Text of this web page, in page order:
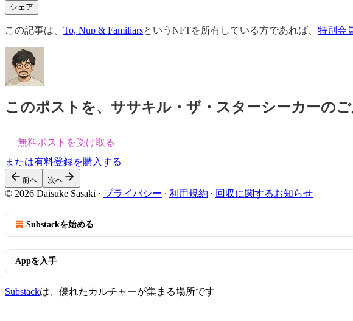
シェア
この記事は、 To, Nup & FamiliarsというNFTを所有している方であれば、 特別会
このポストを、ササキル・ザ・スターシーカーの
無料ポストを受け取る
または有料登録を購入する
前へ 次へ
© 2026 Daisuke Sasaki · プライバシー ∙ 利用規約 ∙ 回収に関するお知らせ
Substackを始める
Appを入手
Substackは、優れたカルチャーが集まる場所です